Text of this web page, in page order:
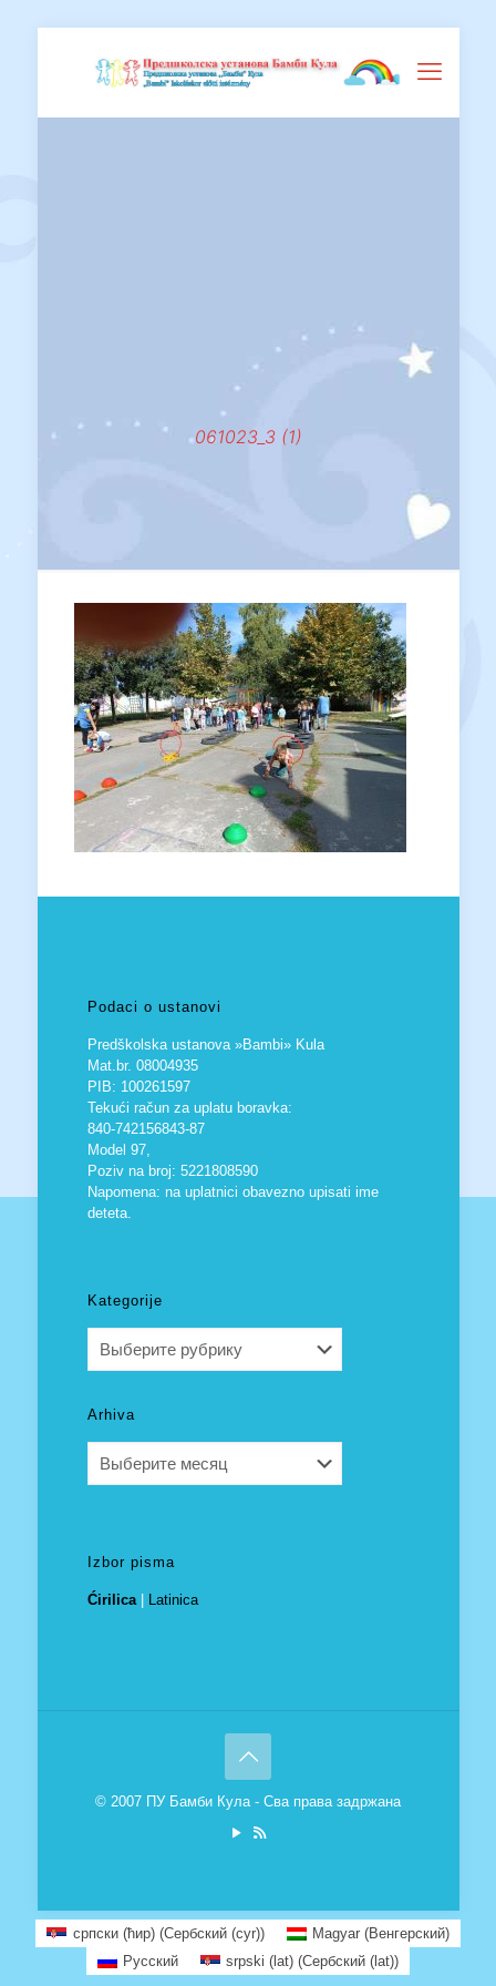
061023_3 (1)
Podaci o ustanovi
Predškolska ustanova »Bambi» Kula
Mat.br. 08004935
PIB: 100261597
Tekući račun za uplatu boravka:
840-742156843-87
Model 97,
Poziv na broj: 5221808590
Napomena: na uplatnici obavezno upisati ime
deteta.
Kategorije
Arhiva
Izbor pisma
Ćirilica| Latinica
© 2007 ПУ Бамби Кула - Сва права задржана
српски (ћир)(Сербский (cyr)) Magyar(Венгерский)
Русский
srpski (lat) (Сербский (lat))